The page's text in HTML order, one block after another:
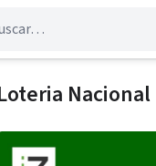
Nacional